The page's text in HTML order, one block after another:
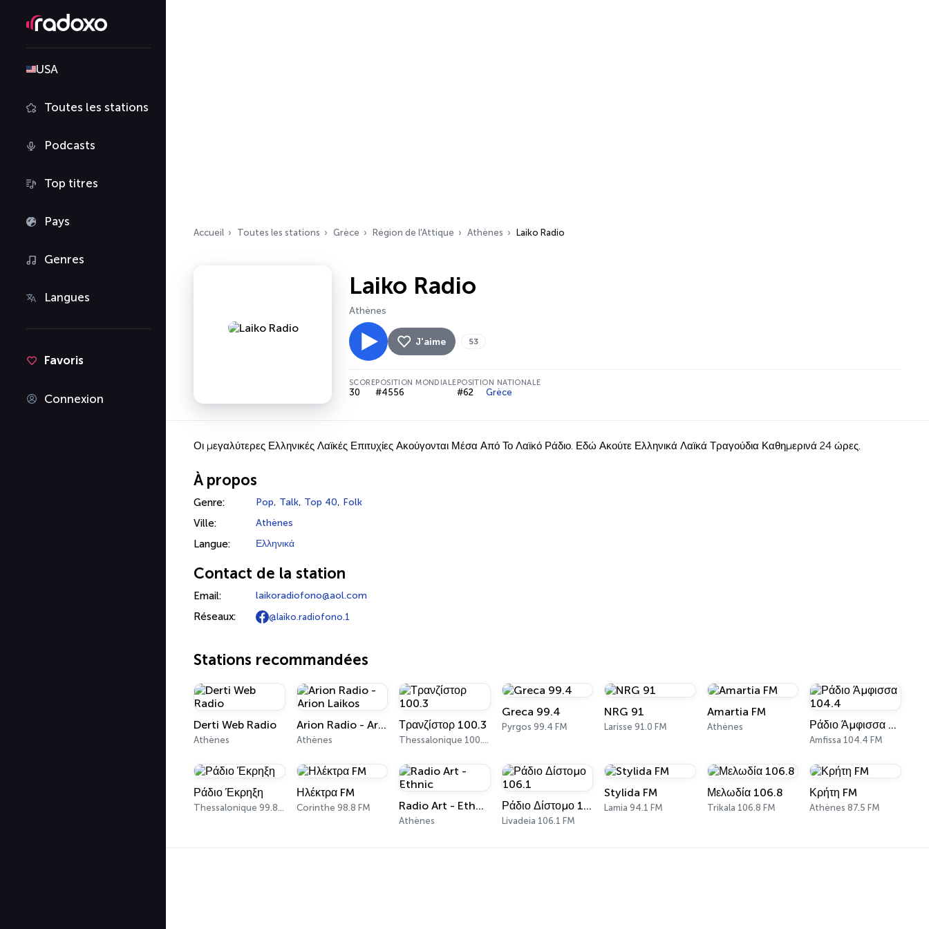
USA
Toutes les stations
Podcasts
Top titres
Pays
Genres
Langues
Favoris
Connexion
Accueil Toutes les stations Grèce Région de l'Attique Athènes Laiko Radio
Laiko Radio
Athènes
J'aime 53
SCORE
30
POSITION MONDIALE
#4556
POSITION NATIONALE
#62 Grèce
Οι μεγαλύτερες Ελληνικές Λαϊκές Επιτυχίες Ακούγονται Μέσα Από Το Λαϊκό Ράδιο. Εδώ Ακούτε Ελληνικά Λαϊκά Τραγούδια Καθημερινά 24 ώρες.
À propos
Genre: Pop, Talk, Top 40, Folk
Ville: Athènes
Langue: Ελληνικά
Contact de la station
Email: laikoradiofono@aol.com
Réseaux: @laiko.radiofono.1
Stations recommandées
Derti Web Radio
Athènes
Arion Radio - Arion Laikos
Athènes
Τρανζίστορ 100.3
Thessalonique 100.3 FM
Greca 99.4
Pyrgos 99.4 FM
NRG 91
Larisse 91.0 FM
Amartia FM
Athènes Ράδιο Άμφισσα 104.4
Amfissa 104.4 FM
Ράδιο Έκρηξη
Thessalonique 99.8 FM
Ηλέκτρα FM
Corinthe 98.8 FM Radio Art - Ethnic
Athènes
Ράδιο Δίστομο 106.1
Livadeia 106.1 FM
Stylida FM
Lamia 94.1 FM
Μελωδία 106.8
Trikala 106.8 FM
Κρήτη FM
Athènes 87.5 FM